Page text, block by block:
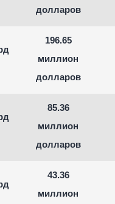
долларов
196.65
миллион
долларов
85.36
миллион
долларов
43.36
миллион